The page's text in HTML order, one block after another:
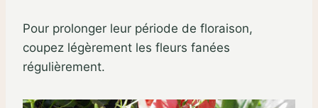
Pour prolonger leur période de floraison,
coupez légèrement les fleurs fanées
régulièrement.